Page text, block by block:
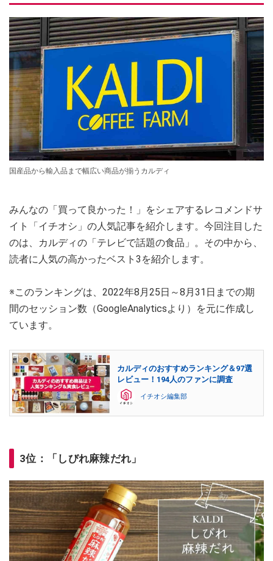
国産品から輸入品まで幅広い商品が揃うカルディ
みんなの「買って良かった！」をシェアするレコメンドサ
イト「イチオシ」の人気記事を紹介します。今回注目した
のは、カルディの「テレビで話題の食品」。その中から、
読者に人気の高かったベスト3を紹介します。
※このランキングは、2022年8月25日～8月31日までの期
間のセッション数（GoogleAnalyticsより）を元に作成し
ています。
カルディのおすすめランキング＆97選
レビュー！194人のファンに調査
イチオシ編集部
3位：「しびれ麻辣だれ」